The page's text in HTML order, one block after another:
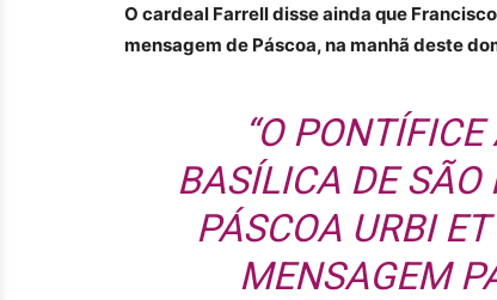
O cardeal Farrell disse ainda que
mensagem de Páscoa, na manhã deste
“O
BASÍLICA DE SÃO
PÁSCOA URBI ET
MENSAGEM